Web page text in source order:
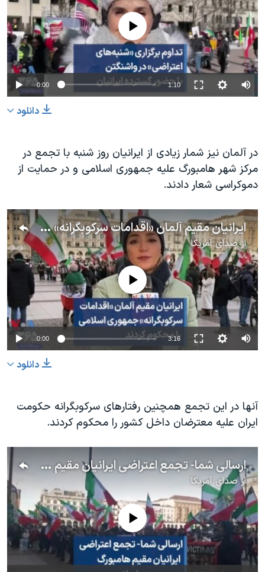
No media source currently available
0:00 1:10
دانلود
در آلمان نیز شمار زیادی از ایرانیان روز شنبه با تجمع در
مرکز شهر هامبورگ علیه جمهوری اسلامی و در حمایت از
دموکراسی شعار دادند.
ایرانیان مقیم آلمان «اقدامات سرکوبگرانه» جمهوری اسلامی را محکوم کردند
ازصدای آمریکا
No media source currently available
0:00 3:16
دانلود
آنها در این تجمع همچنین رفتارهای سرکوبگرانه حکومت
ایران علیه معترضان داخل کشور را محکوم کردند.
ارسالی شما- تجمع اعتراضی ایرانیان مقیم هامبورگ به جمهوری اسلامی
ازصدای آمریکا
No media source currently available